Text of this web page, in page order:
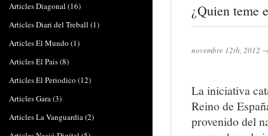
¿Quien teme
novembre 12th, 2012
La iniciativa
Reino de
provenido del
Articles Diagonal (16)
Articles Diari del Treball (1)
Articles El Mundo (1)
Articles El Pais(8)
Articles El Periodico (12)
Articles Gara(3)
Articles La Vanguardia(2)